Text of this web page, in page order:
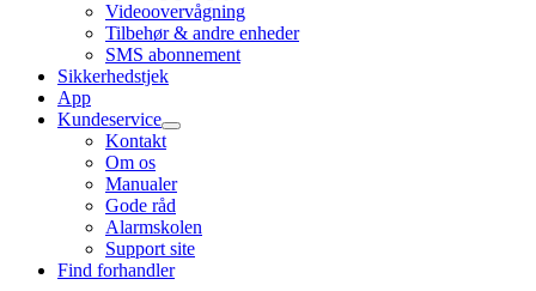
Videoovervågning
Tilbehør & andre enheder
SMS abonnement
Sikkerhedstjek
App
Kundeservice
Kontakt
Om os
Manualer
Gode råd
Alarmskolen
Support site
Find forhandler